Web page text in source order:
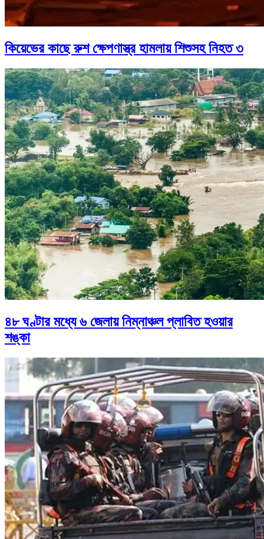
কিয়েভের কাছে রুশ ক্ষেপণাস্ত্র হামলায় শিশুসহ নিহত ৩
৪৮ ঘণ্টার মধ্যে ৬ জেলায় নিম্নাঞ্চল প্লাবিত হওয়ার
শঙ্কা